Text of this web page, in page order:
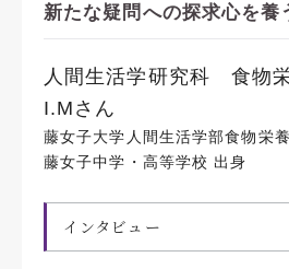
新たな疑問への探求心を養
人間生活学研究科 食物
I.Mさん
藤女子大学人間生活学部食物栄
藤女子中学・高等学校 出身
インタビュー